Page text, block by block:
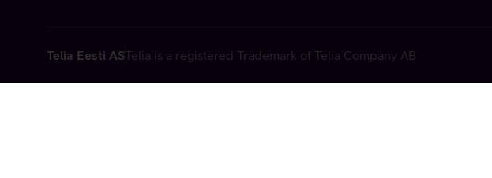
Telia Eesti ASTelia is a registered Trademark of Telia Company AB